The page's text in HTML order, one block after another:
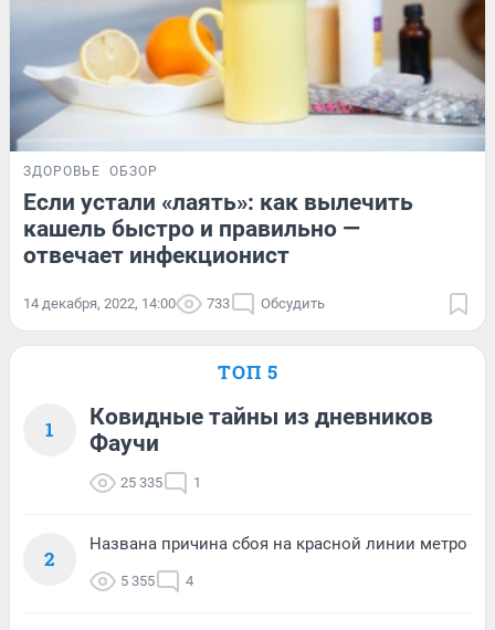
ЗДОРОВЬЕ ОБЗОР
Если устали «лаять»: как вылечить
кашель быстро и правильно —
отвечает инфекционист
14 декабря, 2022, 14:00 733 Обсудить
ТОП 5
1
Ковидные тайны из дневников
Фаучи
25 335 1
2
Названа причина сбоя на красной линии метро
5 355 4